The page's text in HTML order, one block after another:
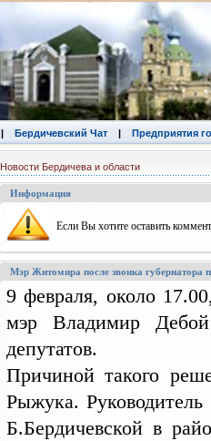
| Бердичевский Чат | Предприятия
Новости Бердичева и области
Информация
Eсли Вы хотите оставить
Мэр Житомира после звонка губернатора
9 февраля, около
мэр Владимир
депутатов.
Причиной такого
Рыжука.
Б.Бердичевской в